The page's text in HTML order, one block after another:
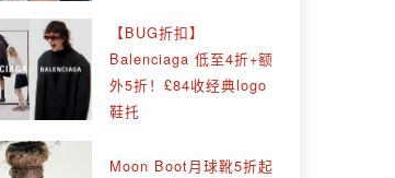
【BUG折扣】
Balenciaga 低至4折+额
外5折！£84收经典logo
鞋托
Moon Boot月球靴5折起